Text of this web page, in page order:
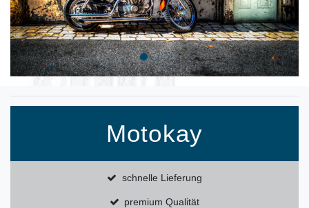
Motokay
schnelle Lieferung
premium Qualität